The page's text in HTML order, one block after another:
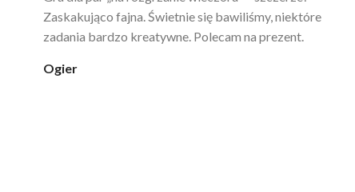
poprawia komfort, ale też daje przyjemne uczucie
ciepła. Nie uczula, bez zapachu. Kupuję już 3 raz i na